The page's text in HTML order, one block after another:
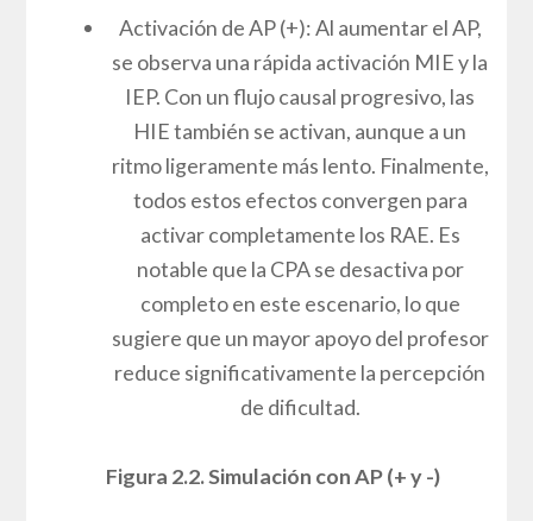
Activación de AP (+): Al aumentar el AP,
se observa una rápida activación MIE y la
IEP. Con un flujo causal progresivo, las
HIE también se activan, aunque a un
ritmo ligeramente más lento. Finalmente,
todos estos efectos convergen para
activar completamente los RAE. Es
notable que la CPA se desactiva por
completo en este escenario, lo que
sugiere que un mayor apoyo del profesor
reduce significativamente la percepción
de dificultad.
Figura 2.2. Simulación con AP (+ y -)